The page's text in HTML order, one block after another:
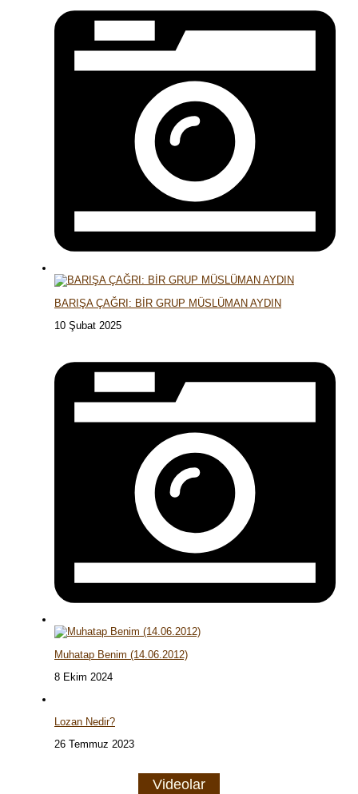
BARIŞA ÇAĞRI: BİR GRUP MÜSLÜMAN AYDIN
10 Şubat 2025
Muhatap Benim (14.06.2012)
8 Ekim 2024
Lozan Nedir?
26 Temmuz 2023
Videolar